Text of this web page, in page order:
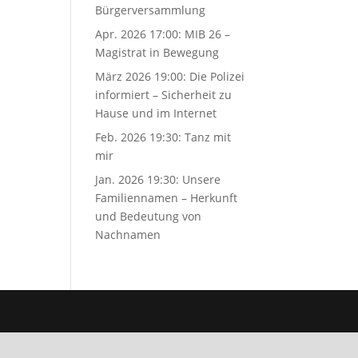
Bürgerversammlung
Apr. 2026 17:00: MIB 26 –
Magistrat in Bewegung
März 2026 19:00: Die Polizei
informiert – Sicherheit zu
Hause und im Internet
Feb. 2026 19:30:Tanz mit
mir
Jan. 2026 19:30: Unsere
Familiennamen – Herkunft
und Bedeutung von
Nachnamen